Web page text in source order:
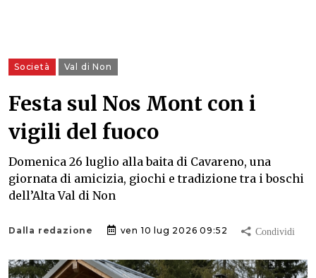
Società Val di Non
Festa sul Nos Mont con i
vigili del fuoco
Domenica 26 luglio alla baita di Cavareno, una
giornata di amicizia, giochi e tradizione tra i boschi
dell’Alta Val di Non
Dalla redazione ven 10 lug 2026 09:52